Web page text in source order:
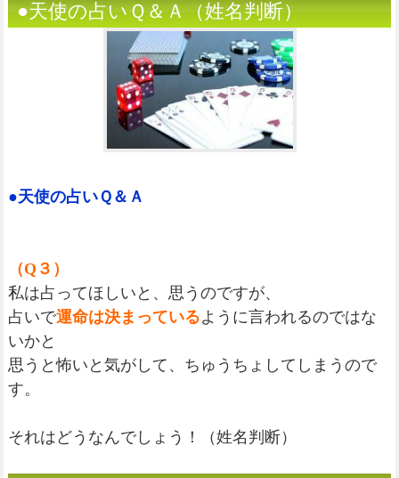
●天使の占いＱ＆Ａ（姓名判断）
●天使の占いＱ＆Ａ
（Q３）
私は占ってほしいと、思うのですが、
占いで運命は決まっているように言われるのではな
いかと
思うと怖いと気がして、ちゅうちょしてしまうので
す。
それはどうなんでしょう！（姓名判断）